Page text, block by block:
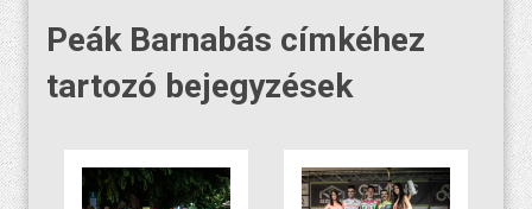
Peák Barnabás címkéhez
tartozó bejegyzések